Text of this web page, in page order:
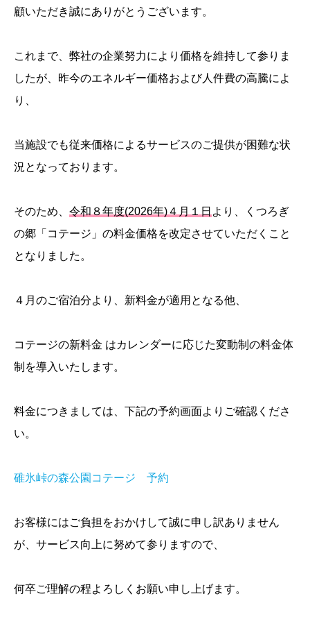
顧いただき誠にありがとうございます。
これまで、弊社の企業努力により価格を維持して参りま
したが、昨今のエネルギー価格および人件費の高騰によ
り、
当施設でも従来価格によるサービスのご提供が困難な状
況となっております。
そのため、 令和８年度(2026年)４月１日 より、くつろぎ
の郷「コテージ」の料金価格を改定させていただくこと
となりました。
４月のご宿泊分より、新料金が適用となる他、
コテージの新料金 はカレンダーに応じた変動制の料金体
制を導入いたします。
料金につきましては、下記の予約画面よりご確認くださ
い。
碓氷峠の森公園コテージ 予約
お客様にはご負担をおかけして誠に申し訳ありません
が、サービス向上に努めて参りますので、
何卒ご理解の程よろしくお願い申し上げます。